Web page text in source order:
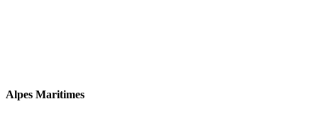
Alpes Maritimes